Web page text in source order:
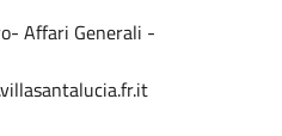
Affari Generali -